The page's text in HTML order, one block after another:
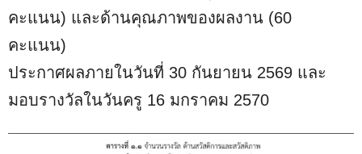
คะแนน) และด้านคุณภาพของผลงาน (60
คะแนน)
ประกาศผลภายในวันที่ 30 กันยายน 2569 และ
มอบรางวัลในวันครู 16 มกราคม 2570